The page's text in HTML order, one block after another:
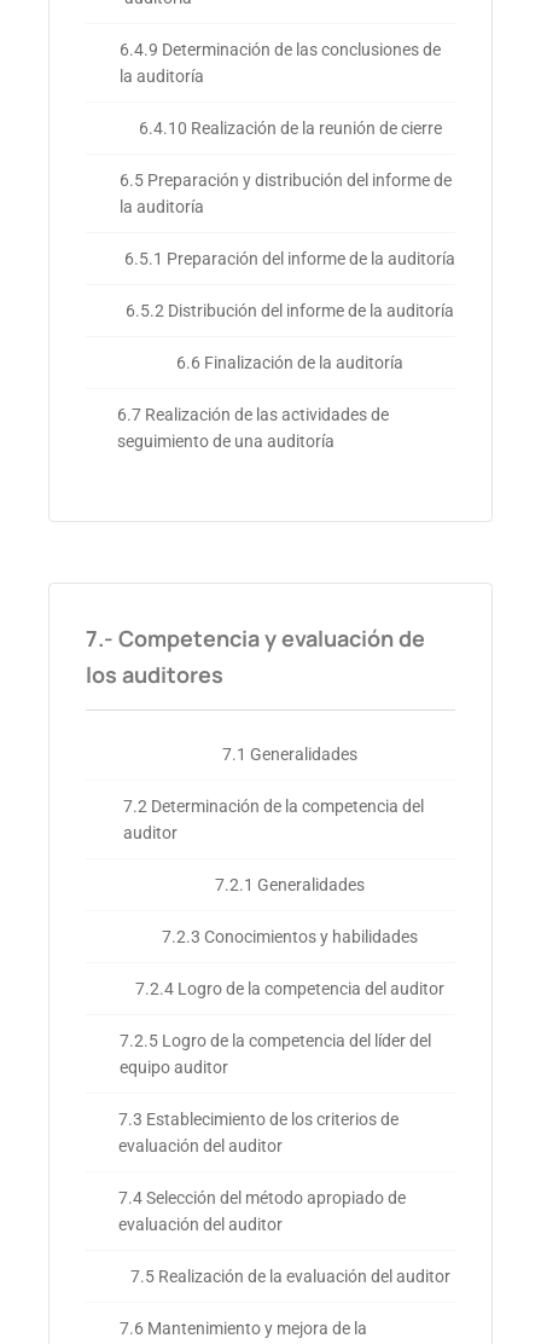
6.4.9 Determinación de las conclusiones de
la auditoría
6.4.10 Realización de la reunión de cierre
6.5 Preparación y distribución del informe de
la auditoría
6.5.1 Preparación del informe de la auditoría
6.5.2 Distribución del informe de la auditoría
6.6 Finalización de la auditoría
6.7 Realización de las actividades de
seguimiento de una auditoría
7.- Competencia y evaluación de
los auditores
7.1 Generalidades
7.2 Determinación de la competencia del
auditor
7.2.1 Generalidades
7.2.3 Conocimientos y habilidades
7.2.4 Logro de la competencia del auditor
7.2.5 Logro de la competencia del líder del
equipo auditor
7.3 Establecimiento de los criterios de
evaluación del auditor
7.4 Selección del método apropiado de
evaluación del auditor
7.5 Realización de la evaluación del auditor
7.6 Mantenimiento y mejora de la